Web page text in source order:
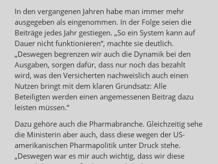
In den vergangenen Jahren habe man immer mehr
ausgegeben als eingenommen. In der Folge seien die
Beiträge jedes Jahr gestiegen. „So ein System kann auf
Dauer nicht funktionieren“, machte sie deutlich.
„Deswegen begrenzen wir auch die Dynamik bei den
Ausgaben, sorgen dafür, dass nur noch das bezahlt
wird, was den Versicherten nachweislich auch einen
Nutzen bringt mit dem klaren Grundsatz: Alle
Beteiligten werden einen angemessenen Beitrag dazu
leisten müssen.“
Dazu gehöre auch die Pharmabranche. Gleichzeitig sehe
die Ministerin aber auch, dass diese wegen der US-
amerikanischen Pharmapolitik unter Druck stehe.
„Deswegen war es mir auch wichtig, dass wir diese